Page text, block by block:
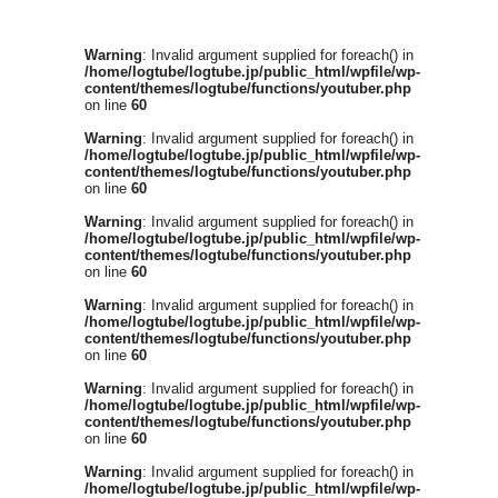
Warning: Invalid argument supplied for foreach() in
/home/logtube/logtube.jp/public_html/wpfile/wp-
content/themes/logtube/functions/youtuber.php
on line 60
Warning: Invalid argument supplied for foreach() in
/home/logtube/logtube.jp/public_html/wpfile/wp-
content/themes/logtube/functions/youtuber.php
on line 60
Warning: Invalid argument supplied for foreach() in
/home/logtube/logtube.jp/public_html/wpfile/wp-
content/themes/logtube/functions/youtuber.php
on line 60
Warning: Invalid argument supplied for foreach() in
/home/logtube/logtube.jp/public_html/wpfile/wp-
content/themes/logtube/functions/youtuber.php
on line 60
Warning: Invalid argument supplied for foreach() in
/home/logtube/logtube.jp/public_html/wpfile/wp-
content/themes/logtube/functions/youtuber.php
on line 60
Warning: Invalid argument supplied for foreach() in
/home/logtube/logtube.jp/public_html/wpfile/wp-